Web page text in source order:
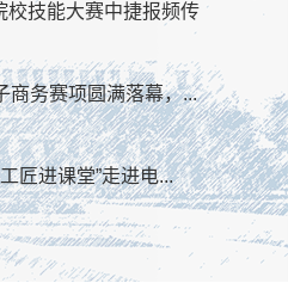
校技能大赛中捷报频传
商务赛项圆满落幕，...
匠进课堂”走进电...